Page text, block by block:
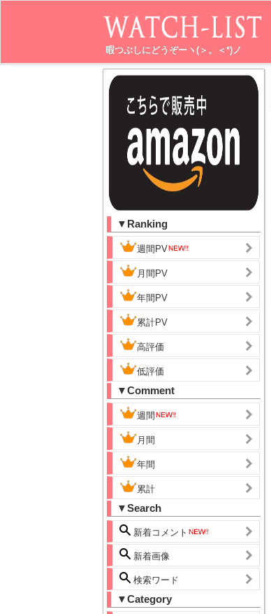
暇つぶしにどうぞーヽ(＞。＜*)ノ
▼Ranking
週間PV
月間PV
年間PV
累計PV
高評価
低評価
▼Comment
週間
月間
年間
累計
▼Search
新着コメント
新着画像
検索ワード
▼Category